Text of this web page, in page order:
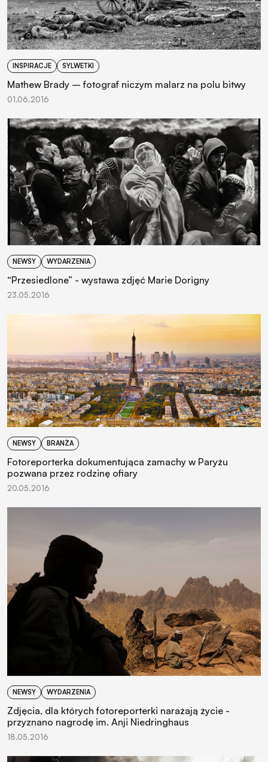
INSPIRACJE SYLWETKI
Mathew Brady – fotograf niczym malarz na polu bitwy
01.06.2016
NEWSY WYDARZENIA
“Przesiedlone” - wystawa zdjęć Marie Dorigny
23.05.2016
NEWSY BRANŻA
Fotoreporterka dokumentująca zamachy w Paryżu
pozwana przez rodzinę ofiary
20.05.2016
NEWSY WYDARZENIA
Zdjęcia, dla których fotoreporterki narażają życie -
przyznano nagrodę im. Anji Niedringhaus
18.05.2016